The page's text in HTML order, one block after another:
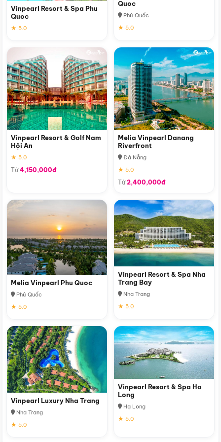
Vinpearl Resort & Spa Phu
Quoc
★ 5.0
Quoc
Phú Quốc
★ 5.0
Vinpearl Resort & Golf Nam
Hội An
★ 5.0
Từ4,150,000đ
Melia Vinpearl Danang
Riverfront
Đà Nẵng
★ 5.0
Từ2,400,000đ
Melia Vinpearl Phu Quoc
Phú Quốc
★ 5.0
Vinpearl Resort & Spa Nha
Trang Bay
Nha Trang
★ 5.0
Vinpearl Luxury Nha Trang
Nha Trang
★ 5.0
Vinpearl Resort & Spa Ha
Long
Hạ Long
★ 5.0